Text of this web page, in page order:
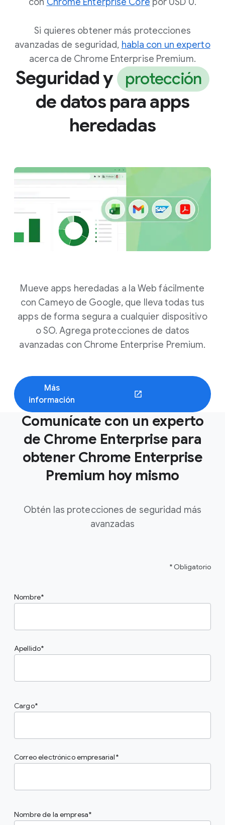
con Chrome Enterprise Core por USD 0.
Si quieres obtener más protecciones
avanzadas de seguridad, habla con un experto
acerca de Chrome Enterprise Premium.
Seguridad y protección
de datos para apps
heredadas
Mueve apps heredadas a la Web fácilmente
con Cameyo de Google, que lleva todas tus
apps de forma segura a cualquier dispositivo
o SO. Agrega protecciones de datos
avanzadas con Chrome Enterprise Premium.
Más
información
Comunícate con un experto
de Chrome Enterprise para
obtener Chrome Enterprise
Premium hoy mismo
Obtén las protecciones de seguridad más
avanzadas
* Obligatorio
Nombre
Apellido
Cargo
Correo electrónico empresarial
Nombre de la empresa